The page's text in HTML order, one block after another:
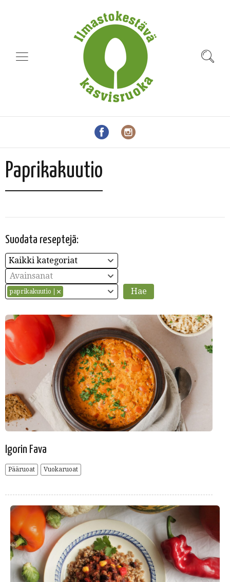
Paprikakuutio
Suodata reseptejä:
Kaikki kategoriat
Avainsanat
paprikakuutio
Igorin Fava
Pääruoat Vuokaruoat